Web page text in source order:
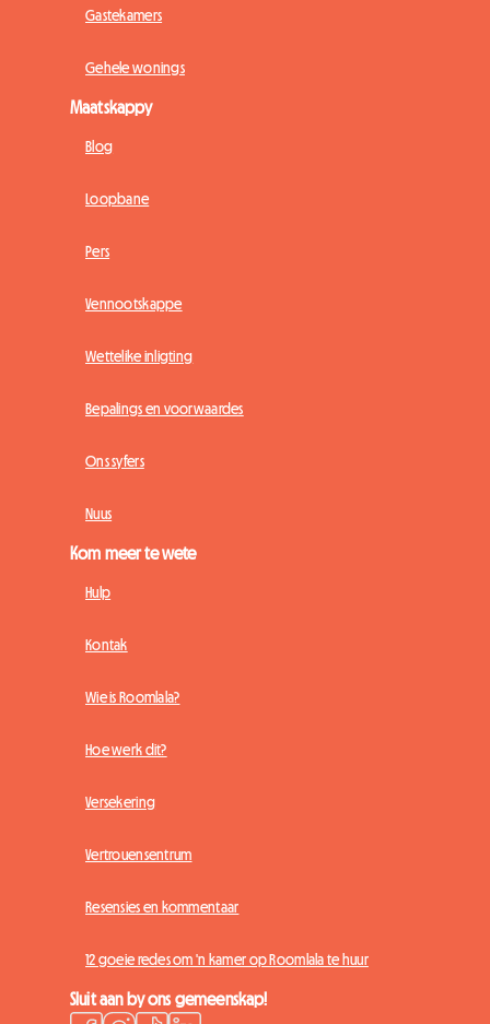
Gastekamers
Gehele wonings
Maatskappy
Blog
Loopbane
Pers
Vennootskappe
Wettelike inligting
Bepalings en voorwaardes
Ons syfers
Nuus
Kom meer te wete
Hulp
Kontak
Wie is Roomlala?
Hoe werk dit?
Versekering
Vertrouensentrum
Resensies en kommentaar
12 goeie redes om 'n kamer op Roomlala te huur
Sluit aan by ons gemeenskap!